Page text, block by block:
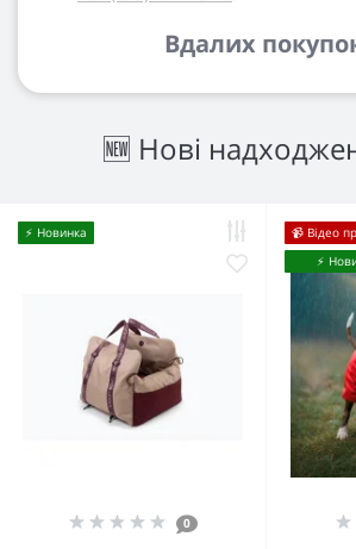
Вдалих
🆕 Нові
⚡️ Новинка
0
📹 Відео
⚡️